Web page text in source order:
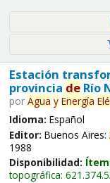
Estación
provincia deRío
por Agua y Energía
Idioma: Español
Editor: Buenos Aires:
1988
Disponibilidad:
topográfica: